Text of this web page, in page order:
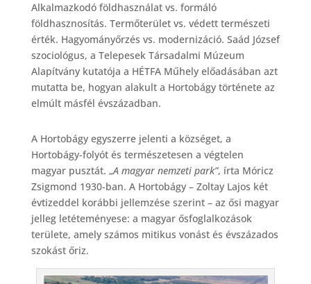
c
e
b
o
o
k
Alkalmazkodó földhasználat vs. formáló
földhasznosítás. Termőterület vs. védett természeti
érték. Hagyományőrzés vs. modernizáció. Saád József
szociológus, a Telepesek Társadalmi Múzeum
Alapítvány kutatója a HÉTFA Műhely előadásában azt
mutatta be, hogyan alakult a Hortobágy története az
elmúlt másfél évszázadban.
A Hortobágy egyszerre jelenti a községet, a
Hortobágy-folyót és természetesen a végtelen
magyar pusztát. „A magyar nemzeti park”, írta Móricz
Zsigmond 1930-ban. A Hortobágy – Zoltay Lajos két
évtizeddel korábbi jellemzése szerint – az ősi magyar
jelleg letéteményese: a magyar ősfoglalkozások
területe, amely számos mitikus vonást és évszázados
szokást őriz.